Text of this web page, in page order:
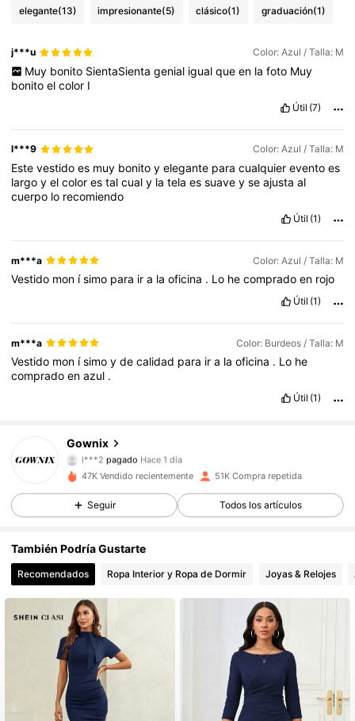
elegante(13) impresionante(5) clásico(1) graduación(1)
j***u Color: Azul / Talla: M
Muy bonito SientaSienta genial igual que en la foto Muy
bonitoelcolor I
Útil (7)
l***9 Color: Azul / Talla: M
Estevestidoes muy bonitoyelegante paracualquiereventoes
largoyelcolorestalcualy latelaessuaveyseajustaal
cuerpo lo recomiendo
Útil (1)
m***a Color: Azul / Talla: M
Vestido mon ísimo para ira laoficina . Lo hecompradoen rojo
Útil (1)
m***a Color: Burdeos / Talla: M
Vestido mon ísimoydecalidad para ira laoficina . Lo he
compradoenazul .
Útil (1)
Gownix
4,82
36K Seguidores
l***2 pagado Hace 1 día
t***4seguido hace Hace 3 horas
36K Seguidores
4,82 36K Seguidores
4,82
4,82 36K Seguidores
4,82 36K Seguidores
47K Vendido recientemente 51K Compra repetida
Seguir Todos los artículos
También Podría Gustarte
Recomendados Ropa Interior y Ropa de Dormir Joyas & Relojes